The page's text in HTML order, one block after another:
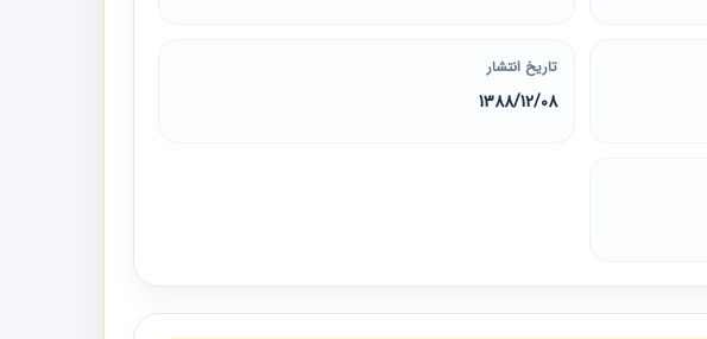
تاریخ انتشار
1388/12/08